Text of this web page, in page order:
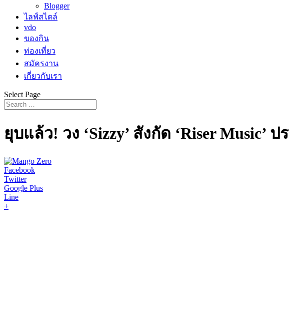
Blogger
ไลฟ์สไตล์
vdo
ของกิน
ท่องเที่ยว
สมัครงาน
เกี่ยวกับเรา
Select Page
ยุบแล้ว! วง ‘Sizzy’ สังกัด ‘Riser
Facebook
Twitter
Google Plus
Line
+